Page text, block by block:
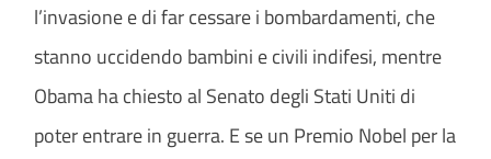
l’invasione e di far cessare i bombardamenti, che
stanno uccidendo bambini e civili indifesi, mentre
Obama ha chiesto al Senato degli Stati Uniti di
poter entrare in guerra. E se un Premio Nobel per la